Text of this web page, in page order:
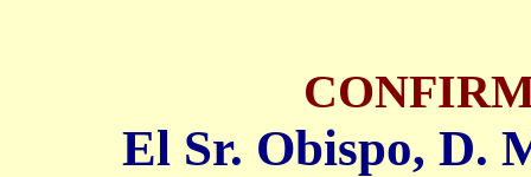
El Sr. Obispo, D.